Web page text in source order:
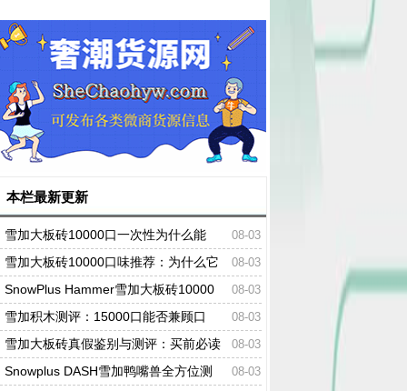
栏最新更新
08-03
雪加大板砖10000口一次性为什么能
火？推荐与购买理由 08-03
雪加大板砖10000口味推荐：为什么它
能成为一次性电子烟中的爆款？ 08-03
SnowPlus Hammer雪加大板砖10000
口口味全解析：一篇看懂口感、技术、对比与
选购的实测指南
08-03
雪加积木测评：15000口能否兼顾口
感、续航与可玩性？ 08-03
雪加大板砖真假鉴别与测评：买前必读
的12项检验清单 08-03
Snowplus DASH雪加鸭嘴兽全方位测